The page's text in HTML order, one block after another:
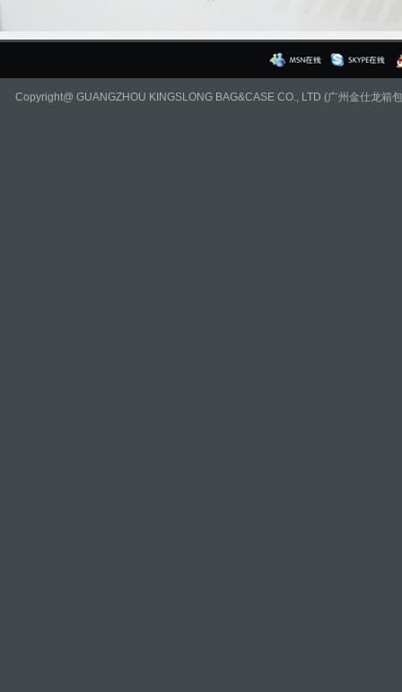
Copyright@ GUANGZHOU KINGSLONG BAG&CASE CO., LTD (广州金仕龙